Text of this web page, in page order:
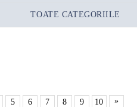
TOATE CATEGORIILE
5 6 7 8 9 10 »